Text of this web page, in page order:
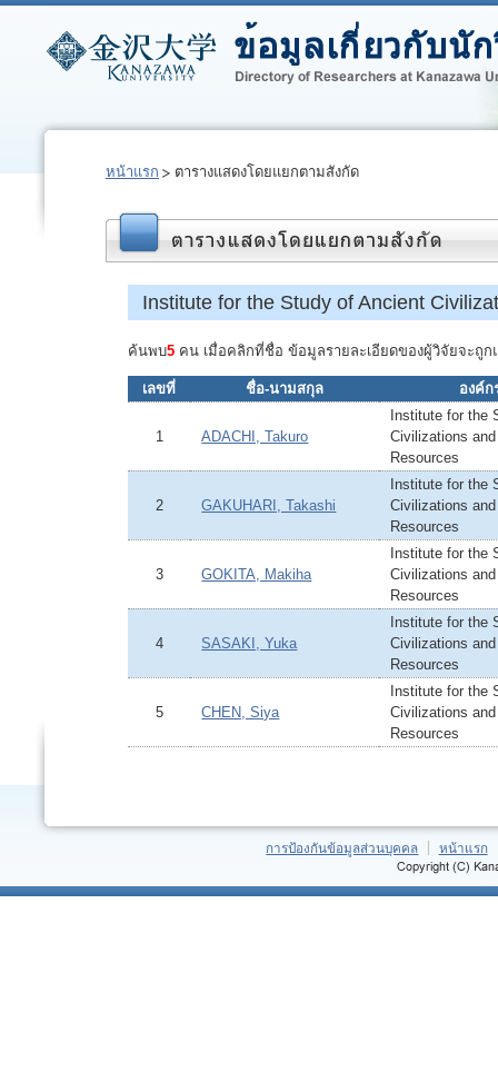
หน้าแรก ตารางแสดงโดยแยกตามสังกัด
Institute for the Study of Ancient
ค้นพบ5 คน เมื่อคลิกที่ชื่อ ข้อมูลรายละเอียดของผู้วิจัยจะถูก
เลขที่ ชื่อ-นามสกุล องค์ก
1 ADACHI, Takuro
Institute for the
Civilizations
Resources
2 GAKUHARI, Takashi
Institute for the
Civilizations
Resources
3 GOKITA, Makiha
Institute for the
Civilizations
Resources
4 SASAKI, Yuka
Institute for the
Civilizations
Resources
5 CHEN, Siya
Institute for the
Civilizations
Resources
การป้องกันข้อมูลส่วนบุคคล หน้าแรก